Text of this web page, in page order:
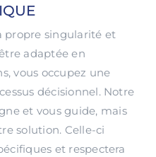
propre singularité et
adaptée en
vous occupez une
décisionnel. Notre
et vous guide, mais
solution. Celle-ci
et respectera